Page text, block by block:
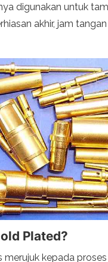
digunakan untuk
akhir, jam
Plated?
merujuk kepada